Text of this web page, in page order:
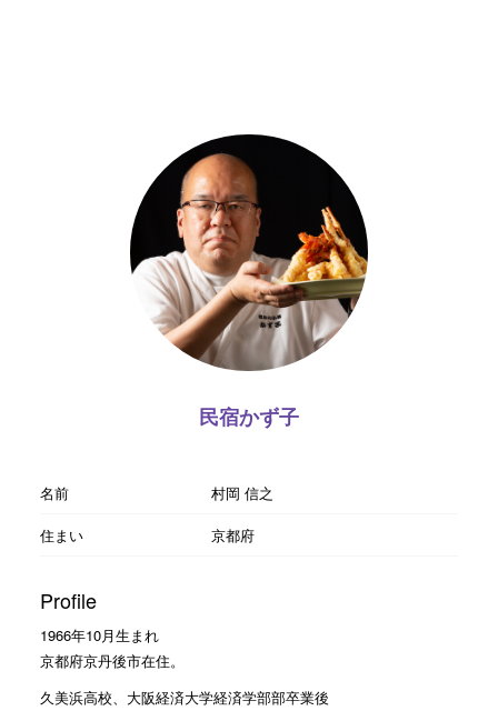
民宿かず子
名前
村岡 信之
住まい
京都府
Profile
1966年10月生まれ
京都府京丹後市在住。
久美浜高校、大阪経済大学経済学部部卒業後